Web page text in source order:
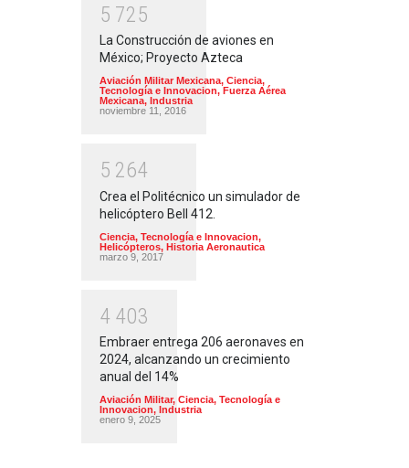
5 725
La Construcción de aviones en
México; Proyecto Azteca
Aviación Militar Mexicana, Ciencia,
Tecnología e Innovacion, Fuerza Aérea
Mexicana, Industria
noviembre 11, 2016
5 264
Crea el Politécnico un simulador de
helicóptero Bell 412.
Ciencia, Tecnología e Innovacion,
Helicópteros, Historia Aeronautica
marzo 9, 2017
4 403
Embraer entrega 206 aeronaves en
2024, alcanzando un crecimiento
anual del 14%
Aviación Militar, Ciencia, Tecnología e
Innovacion, Industria
enero 9, 2025